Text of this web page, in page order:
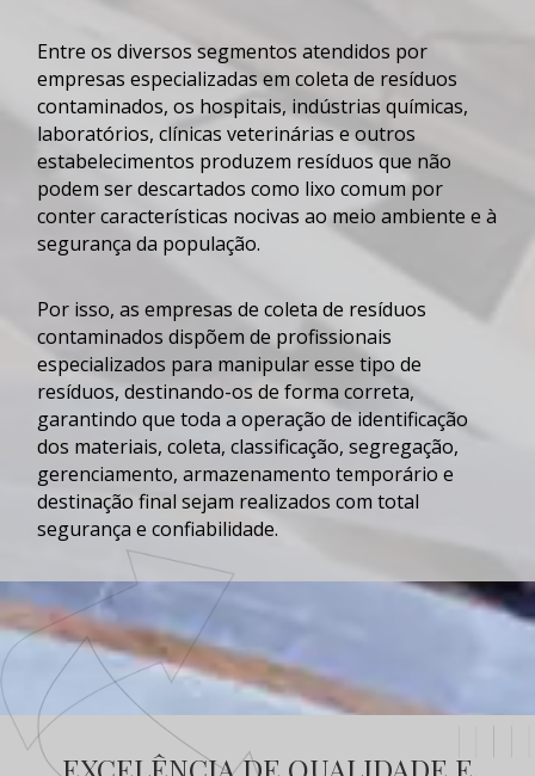
Entre os diversos segmentos atendidos por
empresas especializadas emcoleta de resíduos
contaminados, os hospitais, indústrias químicas,
laboratórios, clínicas veterinárias e outros
estabelecimentos produzem resíduos que não
podem ser descartados como lixo comum por
conter características nocivas ao meio ambiente e à
segurança da população.
Por isso, as empresas decoleta de resíduos
contaminados dispõem de profissionais
especializados para manipular esse tipo de
resíduos, destinando-os de forma correta,
garantindo que toda a operação de identificação
dos materiais, coleta, classificação, segregação,
gerenciamento, armazenamento temporário e
destinação final sejam realizados com total
segurança e confiabilidade.